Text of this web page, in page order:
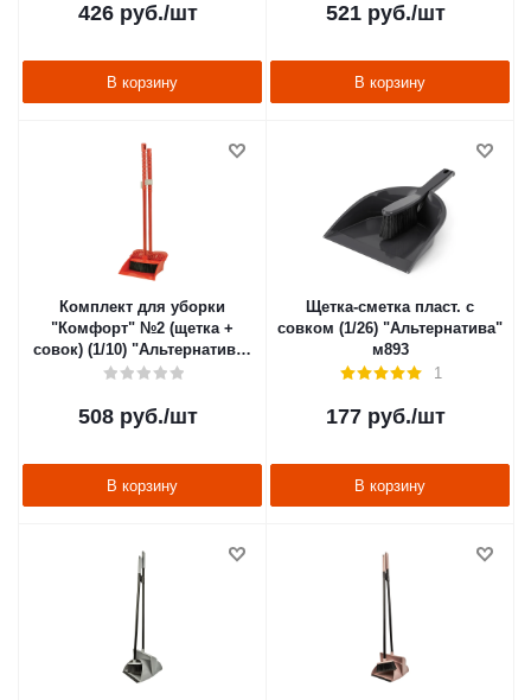
426 руб./шт
В корзину
521 руб./шт
В корзину
Комплект для уборки
"Комфорт" №2 (щетка +
совок) (1/10) "Альтернатива"
м1171
508 руб./шт
В корзину
Щетка-сметка пласт. с
совком (1/26) "Альтернатива"
м893
1
177 руб./шт
В корзину